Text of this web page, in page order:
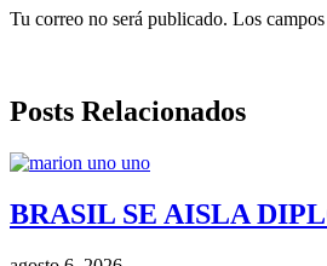
Tu correo no será publicado. Los
Posts Relacionados
BRASIL SE AISLA